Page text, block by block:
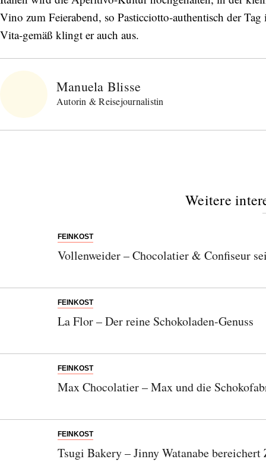
Vino zum Feierabend, so Pasticciotto-authentisch der
Vita-gemäß klingt er auch aus.
Manuela Blisse
Autorin & Reisejournalistin
Weitere
FEINKOST
Vollenweider – Chocolatier & Confiseur
FEINKOST
La Flor – Der reine Schokoladen-Genuss
FEINKOST
Max Chocolatier – Max und die
FEINKOST
Tsugi Bakery – Jinny Watanabe